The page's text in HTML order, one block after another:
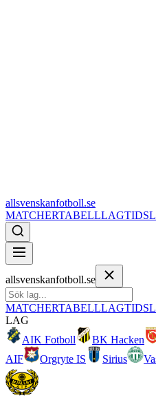
allsvenskanfotboll.se
MATCHERTABELLLAG
allsvenskanfotboll.se
MATCHERTABELLLAG
LAG
AIK Fotboll
BK Hacken
AIF
Orgryte IS Sirius